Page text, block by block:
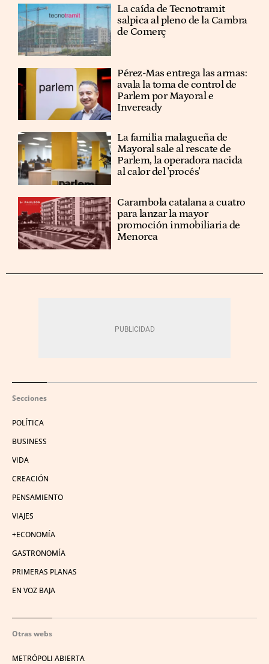
La caída de Tecnotramit
salpica al pleno de la Cambra
de Comerç
Pérez-Mas entrega las armas:
avala la toma de control de
Parlem por Mayoral e
Inveready
La familia malagueña de
Mayoral sale al rescate de
Parlem, la operadora nacida
al calor del 'procés'
Carambola catalana a cuatro
para lanzar la mayor
promoción inmobiliaria de
Menorca
Secciones
POLÍTICA
BUSINESS
VIDA
CREACIÓN
PENSAMIENTO
VIAJES
+ECONOMÍA
GASTRONOMÍA
PRIMERAS PLANAS
EN VOZ BAJA
Otras webs
METRÓPOLI ABIERTA